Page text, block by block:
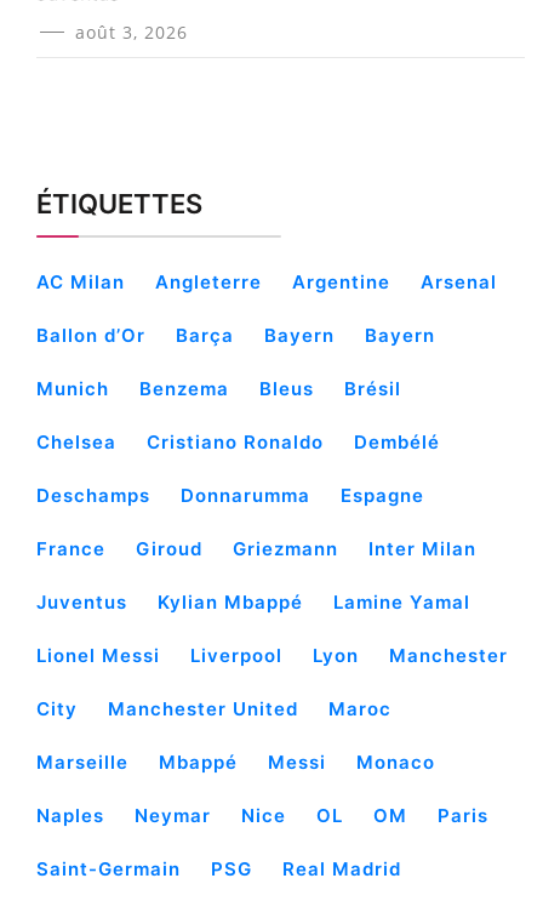
août 3, 2026
ÉTIQUETTES
AC Milan Angleterre Argentine Arsenal
Ballon d’Or Barça Bayern Bayern
Munich Benzema Bleus Brésil
Chelsea Cristiano Ronaldo Dembélé
Deschamps Donnarumma Espagne
France Giroud Griezmann Inter Milan
Juventus Kylian Mbappé Lamine Yamal
Lionel Messi Liverpool Lyon Manchester
City Manchester United Maroc
Marseille Mbappé Messi Monaco
Naples Neymar Nice OL OM Paris
Saint-Germain PSG Real Madrid